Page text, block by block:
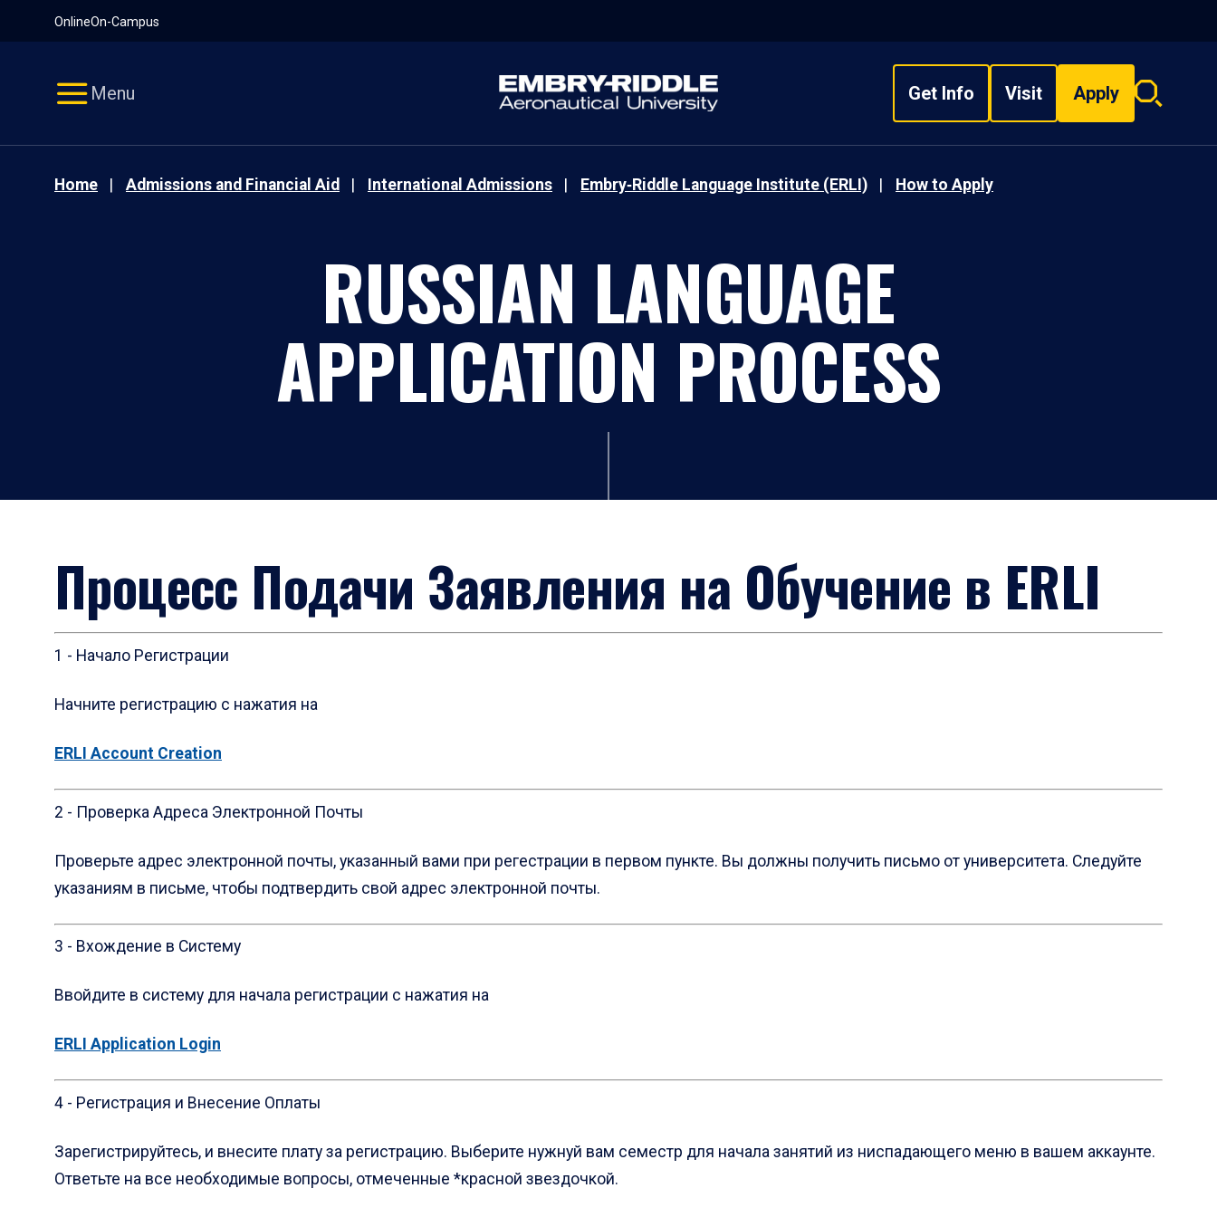
OnlineOn-Campus
Menu Get Info Visit Apply
Search
Home Admissions and Financial Aid International Admissions Embry‑Riddle Language Institute (ERLI) How to Apply
RUSSIAN LANGUAGE
APPLICATION PROCESS
Процесс Подачи Заявления на Обучение в ERLI
1 - Начало Регистрации
Начните регистрацию с нажатия на
ERLI Account Creation
2 - Проверка Адреса Электронной Почты
Проверьте адрес электронной почты, указанный вами при pегестрации в первом пункте. Вы должны получить письмо от университета. Следуйте
указаниям в письме, чтобы подтвердить свой адрес электронной почты.
3 - Вхождение в Систему
Ввойдите в систему для начала регистрации с нажатия на
ERLI Application Login
4 - Регистрация и Внесение Оплаты
Зарегистрируйтесь, и внесите плату за регистрацию. Выберите нужнуй вам семестр для начала занятий из ниспадающего меню в вашем аккаунте.
Ответьте на все необходимые вопросы, отмеченные *красной звездочкой.